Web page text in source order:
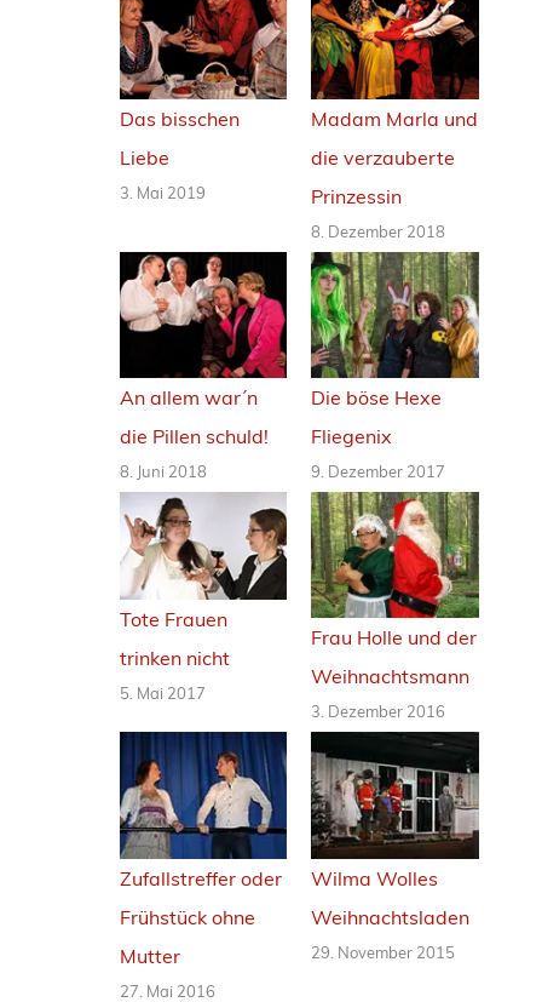
Das bisschen
Liebe
3. Mai 2019
Madam Marla und
die verzauberte
Prinzessin
8. Dezember 2018
An allem war´n
die Pillen schuld!
8. Juni 2018
Die böse Hexe
Fliegenix
9. Dezember 2017
Tote Frauen
trinken nicht
5. Mai 2017
Frau Holle und der
Weihnachtsmann
3. Dezember 2016
Zufallstreffer oder
Frühstück ohne
Mutter
27. Mai 2016
Wilma Wolles
Weihnachtsladen
29. November 2015